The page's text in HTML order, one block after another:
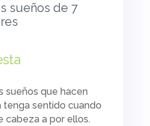
sueños de 7
sueños que hacen
tenga sentido cuando
cabeza a por ellos.